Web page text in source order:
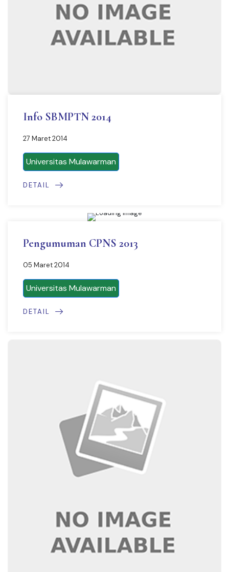
Info SBMPTN 2014
27 Maret 2014
Universitas Mulawarman
DETAIL
Pengumuman CPNS 2013
05 Maret 2014
Universitas Mulawarman
DETAIL